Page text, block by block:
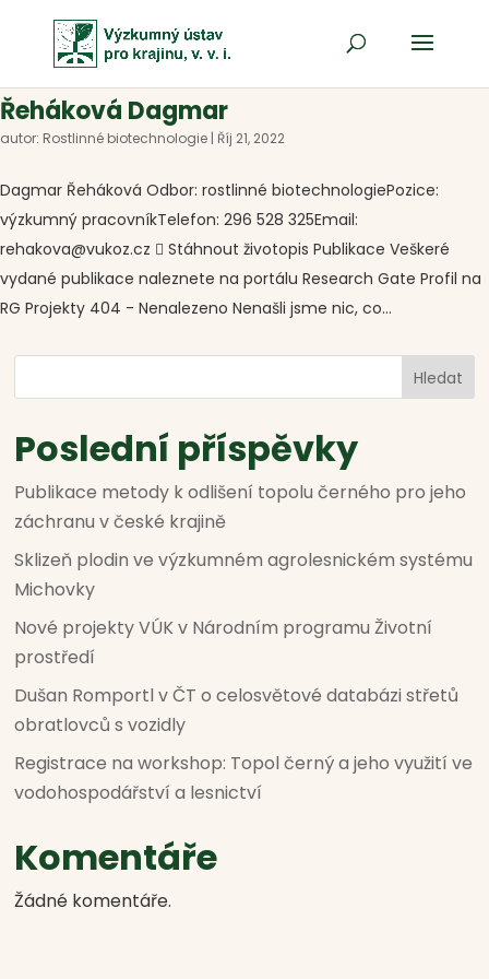
Řeháková Dagmar
autor: Rostlinné biotechnologie | Říj 21, 2022
Dagmar Řeháková Odbor: rostlinné biotechnologiePozice:
výzkumný pracovníkTelefon: 296 528 325Email:
rehakova@vukoz.cz  Stáhnout životopis Publikace Veškeré
vydané publikace naleznete na portálu Research Gate Profil na
RG Projekty 404 - Nenalezeno Nenašli jsme nic, co...
Hledat
Poslední příspěvky
Publikace metody k odlišení topolu černého pro jeho
záchranu v české krajině
Sklizeň plodin ve výzkumném agrolesnickém systému
Michovky
Nové projekty VÚK v Národním programu Životní
prostředí
Dušan Romportl v ČT o celosvětové databázi střetů
obratlovců s vozidly
Registrace na workshop: Topol černý a jeho využití ve
vodohospodářství a lesnictví
Komentáře
Žádné komentáře.